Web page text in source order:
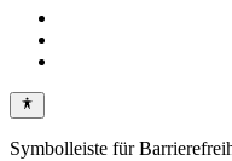
Symbolleiste für